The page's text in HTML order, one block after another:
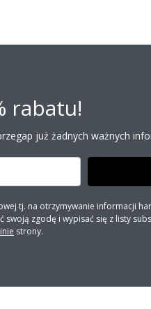
rabatu!
już żadnych ważnych
tj. na otrzymywanie informacji
zgodę i wypisać się z listy
strony.